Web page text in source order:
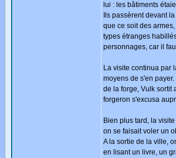
lui : les bâtiments
Ils passèrent devant
que ce soit des
types étranges
personnages, car il
La visite continua par
moyens de s'en
de la forge, Vulk sortit
forgeron s'excusa
Bien plus tard, la
on se faisait voler un
A la sortie de la ville,
en lisant un livre, un